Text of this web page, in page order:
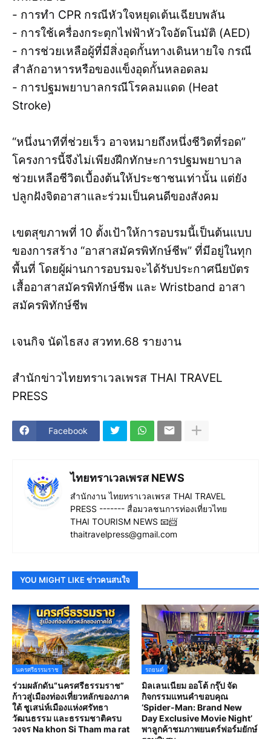
- การทำ CPR กรณีหัวใจหยุดเต้นเฉียบพลัน
- การใช้เครื่องกระตุกไฟฟ้าหัวใจอัตโนมัติ (AED)
- การช่วยเหลือผู้ที่มีสิ่งอุดกั้นทางเดินหายใจ กรณี
สำลักอาหารหรือของแข็งอุดกั้นหลอดลม
- การปฐมพยาบาลกรณีโรคลมแดด (Heat
Stroke)
“หนึ่งนาทีที่ช่วยเร็ว อาจหมายถึงหนึ่งชีวิตที่รอด”
โครงการนี้จึงไม่เพียงฝึกทักษะการปฐมพยาบาล
ช่วยเหลือชีวิตเบื้องต้นให้ประชาชนเท่านั้น แต่ยัง
ปลูกฝังจิตอาสาและร่วมเป็นคนดีของสังคม
เขตสุขภาพที่ 10 ตั้งเป้าให้การอบรมนี้เป็นต้นแบบ
ของการสร้าง “อาสาสมัครพิทักษ์ชีพ” ที่มีอยู่ในทุก
พื้นที่ โดยผู้ผ่านการอบรมจะได้รับประกาศนียบัตร
เสื้ออาสาสมัครพิทักษ์ชีพ และ Wristband อาสา
สมัครพิทักษ์ชีพ
เจนกิจ นัดไธสง สวทท.68 รายงาน
สำนักข่าวไทยทราเวลเพรส THAI TRAVEL
PRESS
Facebook
ไทยทราเวลเพรส NEWS
สำนักงาน ไทยทราเวลเพรส THAI TRAVEL
PRESS ------- สื่อมวลชนการท่องเที่ยวไทย
THAI TOURISM NEWS 📧📨
thaitravelpress@gmail.com
YOU MIGHT LIKE ข่าวคนสนใจ
นครศรีธรรมราช
ร่วมผลักดัน“นครศรีธรรมราช”
ก้าวสู่เมืองท่องเที่ยวหลักของภาค
ใต้ ชูเสน่ห์เมืองแห่งศรัทธา
วัฒนธรรม และธรรมชาติครบ
วงจร Na khon Si Tham ma rat
รถยนต์
มิลเลนเนียม ออโต้ กรุ๊ป จัด
กิจกรรมแทนคำขอบคุณ
‘Spider-Man: Brand New
Day Exclusive Movie Night’
พาลูกค้าชมภาพยนตร์ฟอร์มยักษ์